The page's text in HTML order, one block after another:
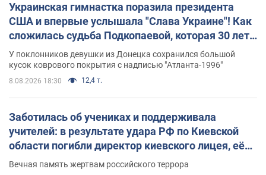
Украинская гимнастка поразила президента
США и впервые услышала "Слава Украине"! Как
сложилась судьба Подкопаевой, которая 30 лет
назад завоевала "золото" Олимпиады
У поклонников девушки из Донецка сохранился большой
кусок коврового покрытия с надписью "Атланта-1996"
8.08.2026 18:30 12,4 т.
Заботилась об учениках и поддерживала
учителей: в результате удара РФ по Киевской
области погибли директор киевского лицея, её
муж и внук
Вечная память жертвам российского террора